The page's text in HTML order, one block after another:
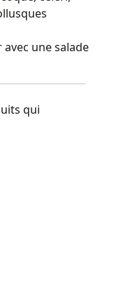
avec une salade
qui